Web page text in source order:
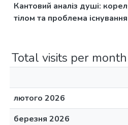
Кантовий аналіз душі:
тілом та проблема існування
Total visits per month
лютого 2026
березня 2026